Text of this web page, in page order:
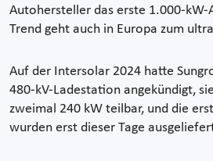
Autohersteller das erste 1.000-
Trend geht auch in Europa zum
Auf der Intersolar 2024 hatte
480-kV-Ladestation angekündigt,
zweimal 240 kW teilbar, und die
wurden erst dieser Tage